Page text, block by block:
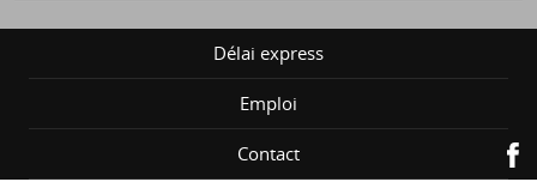
Délai express
Emploi
Contact